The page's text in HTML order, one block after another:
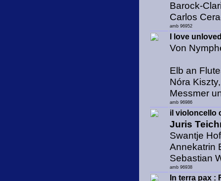
Barock-
Carlos
amb 96952
I love
Von
Elb an
Nóra
Messmer
amb 96986
il violoncello
Juris
Swantje
Annekatrin
Sebastian
amb 96938
In terra pax :